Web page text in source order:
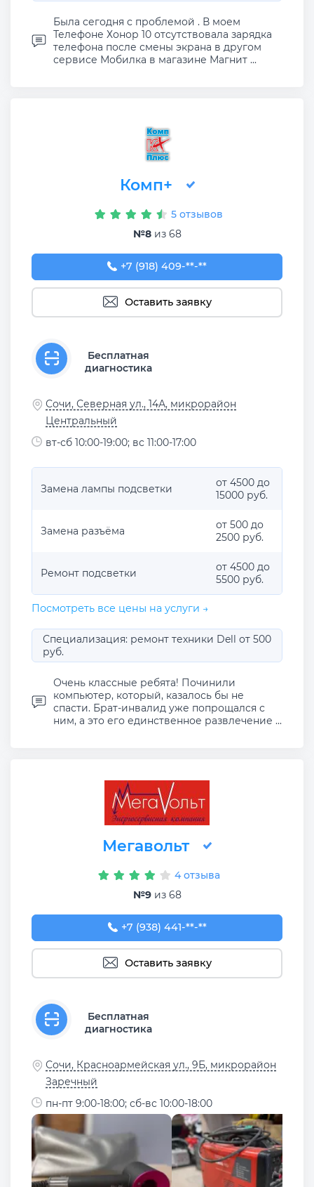
Была сегодня с проблемой . В моем
Телефоне Хонор 10 отсутствовала зарядка
телефона после смены экрана в другом
сервисе Мобилка в магазине Магнит ...
Комп+
5 отзывов
№8из 68
+7 (918) 409-21-81
+7 (918) 409-**-**
Оставить заявку
Бесплатная
диагностика
Сочи, Северная ул., 14А, микрорайон
Центральный
вт-сб 10:00-19:00; вс 11:00-17:00
Замена лампы подсветки
от 4500 до
15000 руб.
Замена разъёма
от 500 до
2500 руб.
Ремонт подсветки
от 4500 до
5500 руб.
Посмотреть все цены на услуги →
Специализация: ремонт техники Dell от 500
руб.
Очень классные ребята! Починили
компьютер, который, казалось бы не
спасти. Брат-инвалид уже попрощался с
ним, а это его единственное развлечение ...
Мегавольт
4 отзыва
№9из 68
+7 (938) 441-37-67
+7 (938) 441-**-**
Оставить заявку
Бесплатная
диагностика
Сочи, Красноармейская ул., 9Б, микрорайон
Заречный
пн-пт 9:00-18:00; сб-вс 10:00-18:00